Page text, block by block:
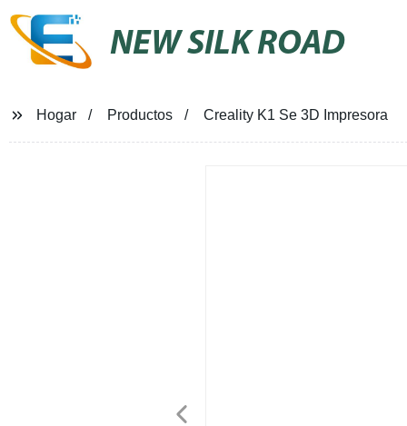
NEW SILK ROAD
Hogar Productos Creality K1 Se 3D Impresora